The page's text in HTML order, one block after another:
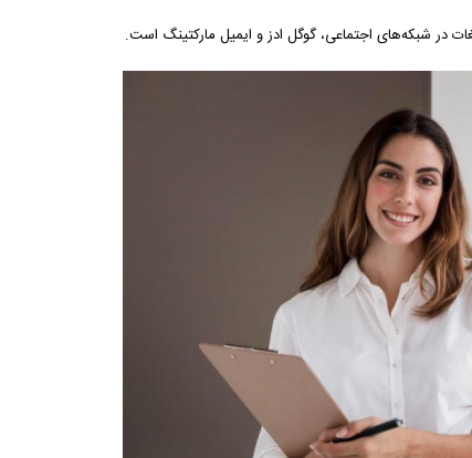
در شبکه‌های اجتماعی، گوگل ادز و ایمیل مارکتینگ است.